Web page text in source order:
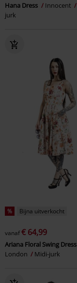
Hana Dress Innocent
jurk
% Bijna uitverkocht
vanaf€ 64,99
Ariana Floral Swing Dress
London
Midi-jurk